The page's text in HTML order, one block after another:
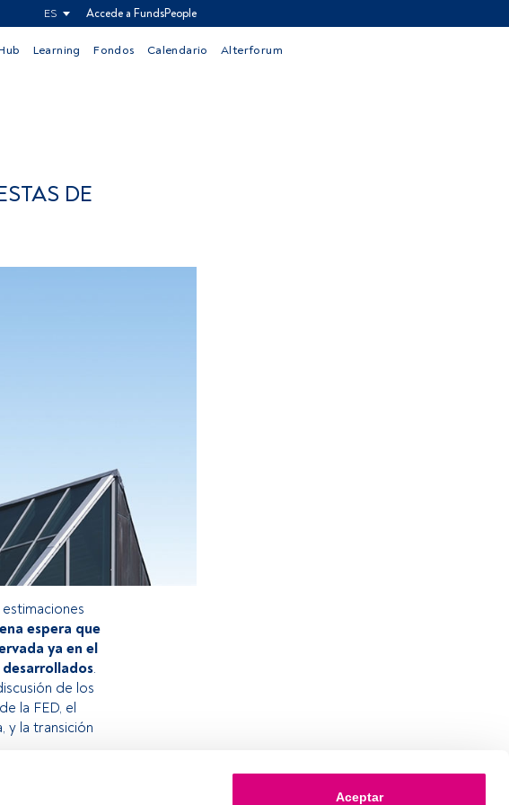
Aceptar
ES Accede a FundsPeople
Learning Fondos Calendario Alterforum
DE
espera que
ya en el
.
de los
la FED, el
y la transición